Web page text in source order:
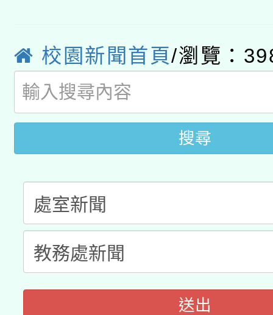
薪期間赴陸應申請許可
轉知經濟部水利署委託
業技術研究院辦理「
用水績優單位及節水達
115年8月22日(星期六
桃園市孔廟祈福系列
開 智慧啟航」
2026年桃園地景藝術
校園新聞首頁/瀏覽：
搜尋
送出